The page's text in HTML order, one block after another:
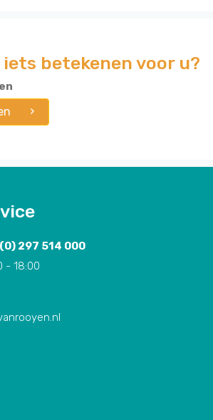
betekenen voor u?
297 514 000
- 18:00